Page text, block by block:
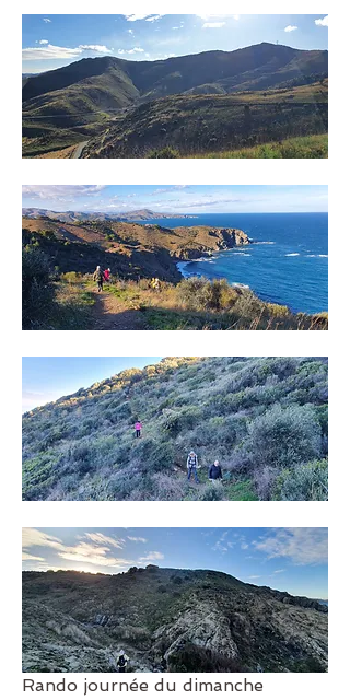
Rando journée du dimanche